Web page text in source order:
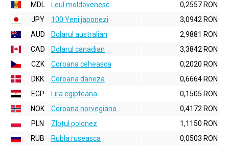
MDL
Leul moldovenesc
0,2557 RON
JPY
100 Yeni japonezi
3,0942 RON
AUD
Dolarul australian
2,9881 RON
CAD
Dolarul canadian
3,3842 RON
CZK
Coroana ceheasca
0,2020 RON
DKK
Coroana daneza
0,6664 RON
EGP
Lira egipteana
0,1505 RON
NOK
Coroana norvegiana
0,4172 RON
PLN
Zlotul polonez
1,1150 RON
RUB
Rubla ruseasca
0,0503 RON